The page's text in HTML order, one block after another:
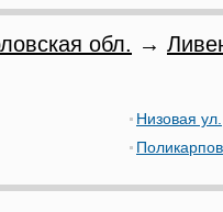
обл. →
Низовая ул.